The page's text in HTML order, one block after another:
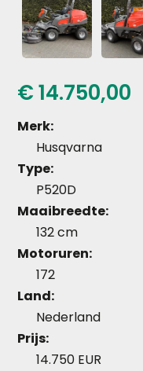
€14.750,00
Merk:
Husqvarna
Type:
P520D
Maaibreedte:
132 cm
Motoruren:
172
Land:
Nederland
Prijs:
14.750 EUR